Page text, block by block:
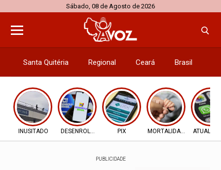
Sábado, 08 de Agosto de 2026
Santa Quitéria Regional Ceará Brasil
INUSITADO DESENROLA 2.0 PIX MORTALIDADE INFANTIL
PUBLICIDADE